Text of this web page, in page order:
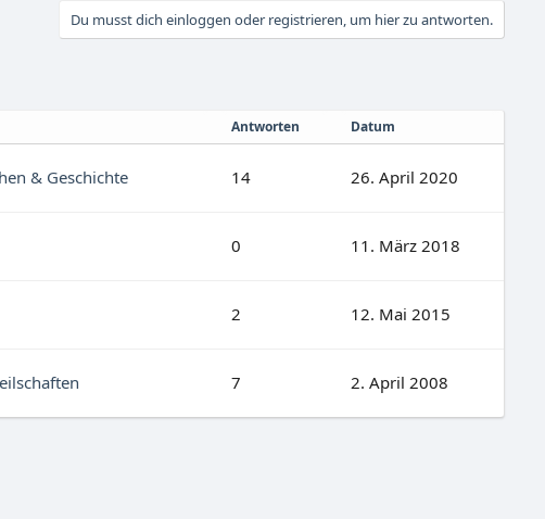
Du musst dich einloggen oder registrieren, um hier zu antworten.
Antworten Datum
& Geschichte 14 26. April 2020
0 11. März 2018
2 12. Mai 2015
7 2. April 2008